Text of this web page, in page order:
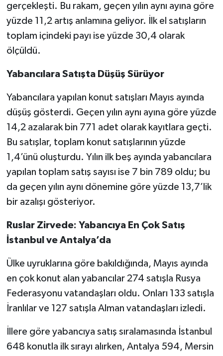
gerçekleşti. Bu rakam, geçen yılın aynı ayına göre
yüzde 11,2 artış anlamına geliyor. İlk el satışların
toplam içindeki payı ise yüzde 30,4 olarak
ölçüldü.
Yabancılara Satışta Düşüş Sürüyor
Yabancılara yapılan konut satışları Mayıs ayında
düşüş gösterdi. Geçen yılın aynı ayına göre yüzde
14,2 azalarak bin 771 adet olarak kayıtlara geçti.
Bu satışlar, toplam konut satışlarının yüzde
1,4’ünü oluşturdu. Yılın ilk beş ayında yabancılara
yapılan toplam satış sayısı ise 7 bin 789 oldu; bu
da geçen yılın aynı dönemine göre yüzde 13,7’lik
bir azalışı gösteriyor.
Ruslar Zirvede: Yabancıya En Çok Satış
İstanbul ve Antalya’da
Ülke uyruklarına göre bakıldığında, Mayıs ayında
en çok konut alan yabancılar 274 satışla Rusya
Federasyonu vatandaşları oldu. Onları 133 satışla
İranlılar ve 127 satışla Alman vatandaşları izledi.
İllere göre yabancıya satış sıralamasında İstanbul
648 konutla ilk sırayı alırken, Antalya 594, Mersin